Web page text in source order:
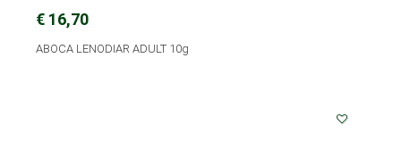
€ 16,70
ABOCA LENODIAR ADULT 10g